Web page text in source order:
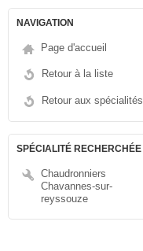
NAVIGATION
Page d'accueil
Retour à la liste
Retour aux spécialités
SPÉCIALITÉ RECHERCHÉE
Chaudronniers
Chavannes-sur-
reyssouze